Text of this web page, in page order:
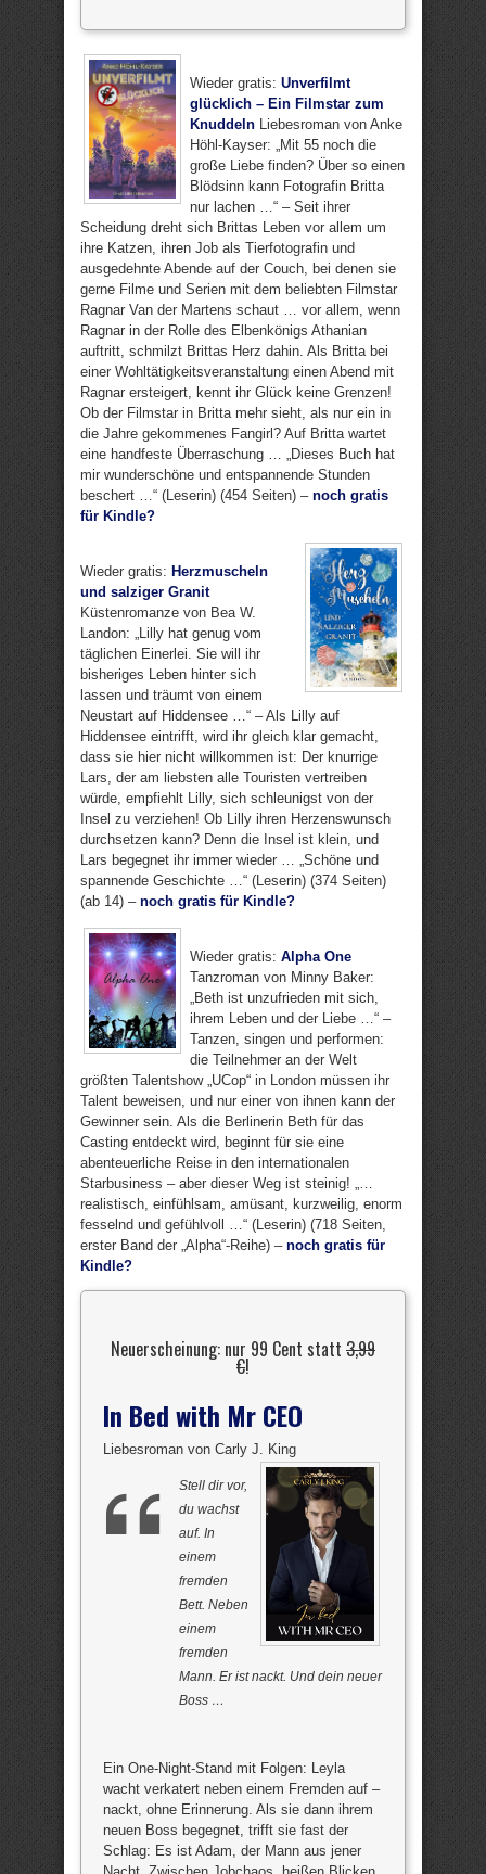
Wieder gratis: Unverfilmt
glücklich – Ein Filmstar zum
Knuddeln Liebesroman von Anke
Höhl-Kayser: „Mit 55 noch die
große Liebe finden? Über so einen
Blödsinn kann Fotografin Britta
nur lachen …“ – Seit ihrer
Scheidung dreht sich Brittas Leben vor allem um
ihre Katzen, ihren Job als Tierfotografin und
ausgedehnte Abende auf der Couch, bei denen sie
gerne Filme und Serien mit dem beliebten Filmstar
Ragnar Van der Martens schaut … vor allem, wenn
Ragnar in der Rolle des Elbenkönigs Athanian
auftritt, schmilzt Brittas Herz dahin. Als Britta bei
einer Wohltätigkeitsveranstaltung einen Abend mit
Ragnar ersteigert, kennt ihr Glück keine Grenzen!
Ob der Filmstar in Britta mehr sieht, als nur ein in
die Jahre gekommenes Fangirl? Auf Britta wartet
eine handfeste Überraschung … „Dieses Buch hat
mir wunderschöne und entspannende Stunden
beschert …“ (Leserin) (454 Seiten) – noch gratis
für Kindle?
Wieder gratis: Herzmuscheln
und salziger Granit
Küstenromanze von Bea W.
Landon: „Lilly hat genug vom
täglichen Einerlei. Sie will ihr
bisheriges Leben hinter sich
lassen und träumt von einem
Neustart auf Hiddensee …“ – Als Lilly auf
Hiddensee eintrifft, wird ihr gleich klar gemacht,
dass sie hier nicht willkommen ist: Der knurrige
Lars, der am liebsten alle Touristen vertreiben
würde, empfiehlt Lilly, sich schleunigst von der
Insel zu verziehen! Ob Lilly ihren Herzenswunsch
durchsetzen kann? Denn die Insel ist klein, und
Lars begegnet ihr immer wieder … „Schöne und
spannende Geschichte …“ (Leserin) (374 Seiten)
(ab 14) – noch gratis für Kindle?
Wieder gratis: Alpha One
Tanzroman von Minny Baker:
„Beth ist unzufrieden mit sich,
ihrem Leben und der Liebe …“ –
Tanzen, singen und performen:
die Teilnehmer an der Welt
größten Talentshow „UCop“ in London müssen ihr
Talent beweisen, und nur einer von ihnen kann der
Gewinner sein. Als die Berlinerin Beth für das
Casting entdeckt wird, beginnt für sie eine
abenteuerliche Reise in den internationalen
Starbusiness – aber dieser Weg ist steinig! „…
realistisch, einfühlsam, amüsant, kurzweilig, enorm
fesselnd und gefühlvoll …“ (Leserin) (718 Seiten,
erster Band der „Alpha“-Reihe) – noch gratis für
Kindle?
Neuerscheinung: nur 99 Cent statt 3,99
€!
In Bed with Mr CEO
Liebesroman von Carly J. King
Stell dir vor,
du wachst
auf. In
einem
fremden
Bett. Neben
einem
fremden
Mann. Er ist nackt. Und dein neuer
Boss …
Ein One-Night-Stand mit Folgen: Leyla
wacht verkatert neben einem Fremden auf –
nackt, ohne Erinnerung. Als sie dann ihrem
neuen Boss begegnet, trifft sie fast der
Schlag: Es ist Adam, der Mann aus jener